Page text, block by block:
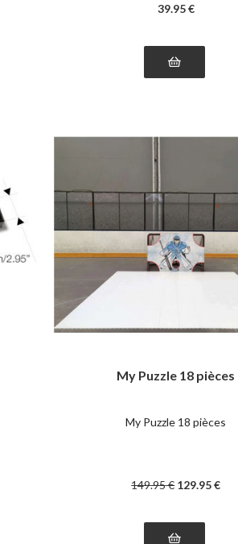
39.95€
My Puzzle 18 pièces
My Puzzle 18 pièces
149.95€ 129.95€